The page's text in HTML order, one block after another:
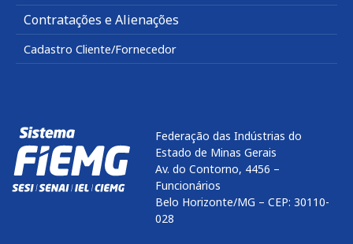
Contratações e Alienações
Cadastro Cliente/Fornecedor
Federação das Indústrias do
Estado de Minas Gerais
Av. do Contorno, 4456 –
Funcionários
Belo Horizonte/MG – CEP: 30110-
028